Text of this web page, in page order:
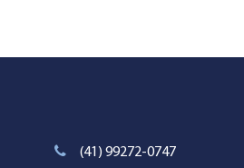
(41) 99272-0747